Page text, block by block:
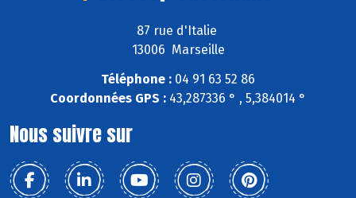
87 rue d'Italie
13006 Marseille
Téléphone : 04 91 63 52 86
Coordonnées GPS : 43,287336 ° , 5,384014 °
Nous suivre sur